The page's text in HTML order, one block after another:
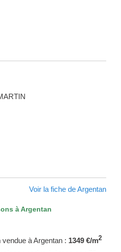
Voir la fiche de Argentan
à Argentan
à Argentan : 1349 €/m2